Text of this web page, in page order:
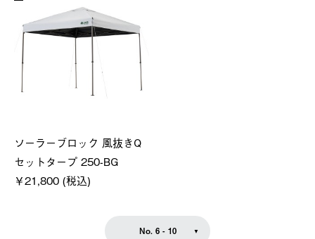
ソーラーブロック 風抜きQ
セットタープ 250-BG
￥21,800 (税込)
No. 6 - 10